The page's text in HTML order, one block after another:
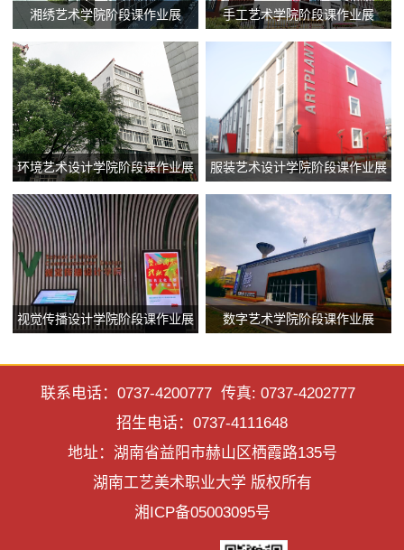
湘绣艺术学院阶段课作业展 手工艺术学院阶段课作业展
环境艺术设计学院阶段课作业展 服装艺术设计学院阶段课作业展
视觉传播设计学院阶段课作业展 数字艺术学院阶段课作业展
联系电话：0737-4200777 传真: 0737-4202777
招生电话：0737-4111648
地址：湖南省益阳市赫山区栖霞路135号
湖南工艺美术职业大学 版权所有
湘ICP备05003095号